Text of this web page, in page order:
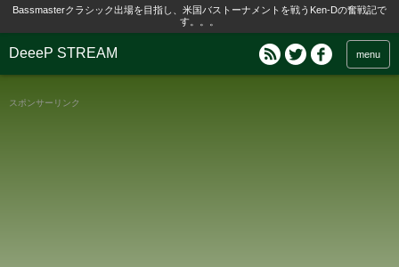
Bassmasterクラシック出場を目指し、米国バストーナメントを戦うKen-Dの奮戦記で
す。。。
DeeeP STREAM menu
スポンサーリンク